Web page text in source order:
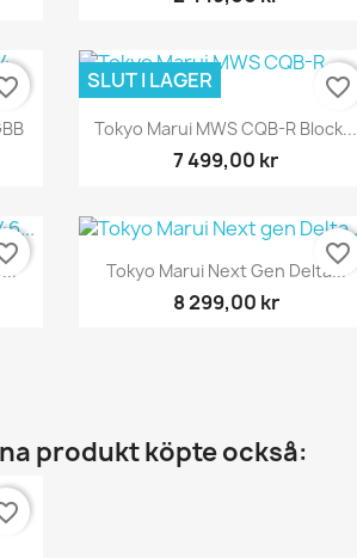
Snabbvy
Tokyo Marui MWS CQB-R Block...
7 499,00 kr
SLUT I LAGER
favorite_border
Snabbvy
Tokyo Marui Next Gen Delta...
8 299,00 kr
favorite_border
produkt köpte också: